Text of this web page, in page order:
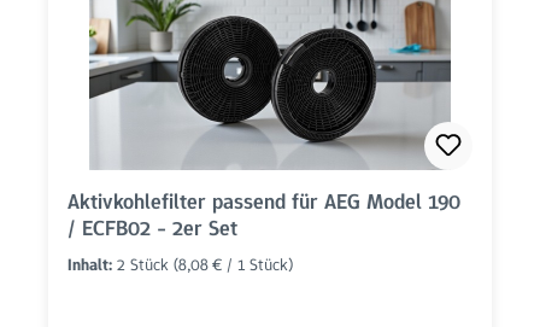
Aktivkohlefilter passend für AEG Model 190
/ ECFB02 - 2er Set
Inhalt: 2 Stück (8,08 € / 1 Stück)